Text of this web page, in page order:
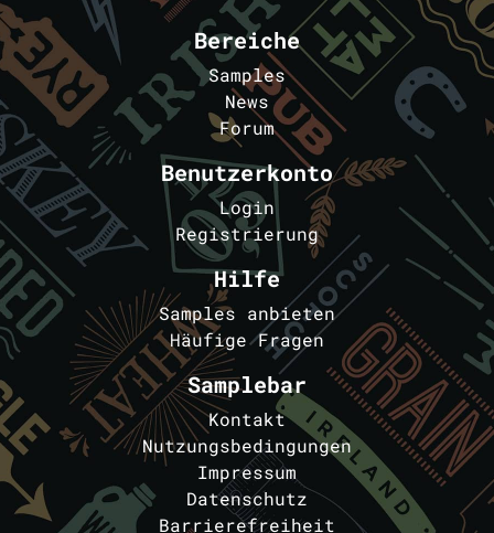
Bereiche
Samples
News
Forum
Benutzerkonto
Login
Registrierung
Hilfe
Samples anbieten
Häufige Fragen
Samplebar
Kontakt
Nutzungsbedingungen
Impressum
Datenschutz
Barrierefreiheit